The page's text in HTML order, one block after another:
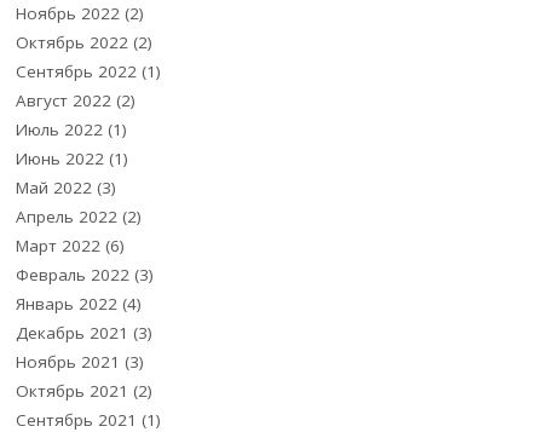
Ноябрь 2022 (2)
Октябрь 2022 (2)
Сентябрь 2022 (1)
Август 2022 (2)
Июль 2022 (1)
Июнь 2022 (1)
Май 2022 (3)
Апрель 2022 (2)
Март 2022 (6)
Февраль 2022 (3)
Январь 2022 (4)
Декабрь 2021 (3)
Ноябрь 2021 (3)
Октябрь 2021 (2)
Сентябрь 2021 (1)